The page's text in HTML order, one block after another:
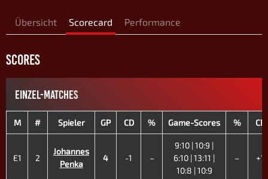
Übersicht Scorecard Performance
SCORES
EINZEL-MATCHES
M # Spieler GP CD % Game-Scores % CD
E1 2
Johannes
Penka
4 -1 –
9:10 | 10:9 |
6:10 | 13:11 |
10:8 | 10:9
– +1